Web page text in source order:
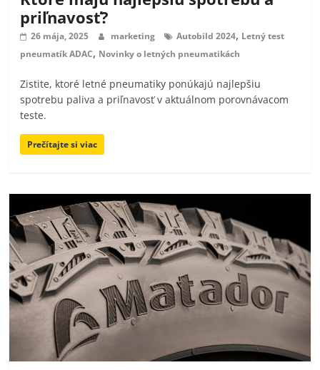
priľnavosť?
26 mája, 2025 marketing Autobild 2024, Letný test
pneumatík ADAC, Novinky o letných pneumatikách
Zistite, ktoré letné pneumatiky ponúkajú najlepšiu
spotrebu paliva a priľnavosť v aktuálnom porovnávacom
teste.
Prečítajte si viac